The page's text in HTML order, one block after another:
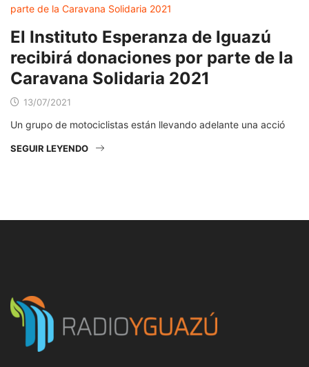
El Instituto Esperanza de Iguazú
recibirá donaciones por parte de la
Caravana Solidaria 2021
13/07/2021
Un grupo de motociclistas están llevando adelante una acció
SEGUIR LEYENDO